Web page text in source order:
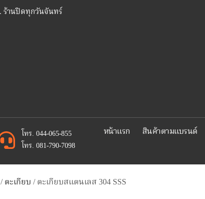
. ร้านปิดทุกวันจันทร์
โทร. 044-065-855
โทร. 081-790-7098
หน้าแรก สินค้าตามแบรนด์
/ตะเกียบ/ ตะเกียบสแตนเลส 304 SSS